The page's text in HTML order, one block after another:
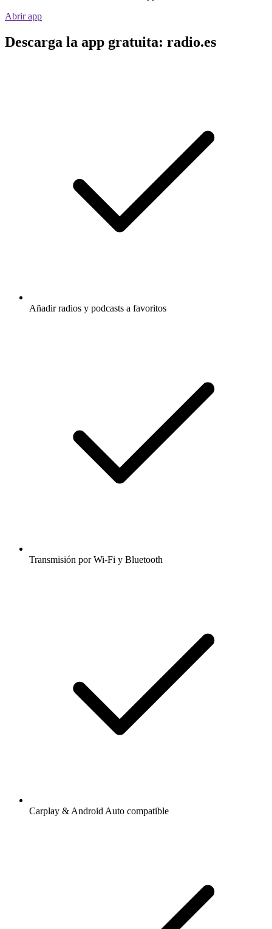
Abrir app
Descarga la app gratuita: radio.es
Añadir radios y podcasts a favoritos
Transmisión por Wi-Fi y Bluetooth
Carplay & Android Auto compatible